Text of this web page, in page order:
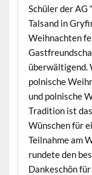
Schüler der AG
Talsand in
Weihnachten
überwältigend.
polnische
und polnische
Tradition ist
Wünschen für
Teilnahme am
rundete den
Dankeschön